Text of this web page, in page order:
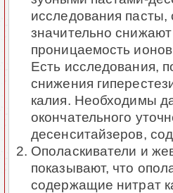
исследования
значительно
проницаемость
Есть исследования,
снижения
калия. Необходимы
окончательного
десенситайзеров,
Ополаскиватели и
показывают, что
содержащие нитрат